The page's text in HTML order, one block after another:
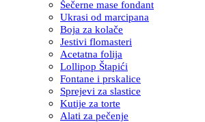
Šečerne mase fondant
Ukrasi od marcipana
Boja za kolače
Jestivi flomasteri
Acetatna folija
Lollipop Štapići
Fontane i prskalice
Sprejevi za slastice
Kutije za torte
Alati za pečenje